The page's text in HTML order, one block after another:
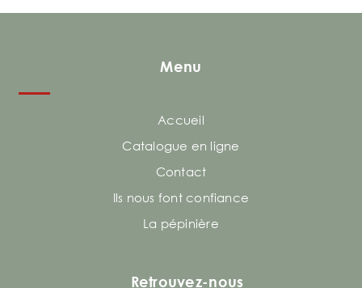
Menu
Accueil
Catalogue en ligne
Contact
Ils nous font confiance
La pépinière
Retrouvez-nous